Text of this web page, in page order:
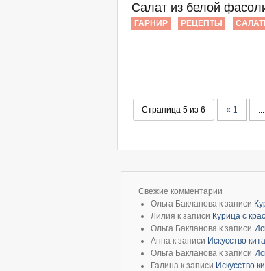
Салат из белой
ГАРНИР РЕЦЕПТЫ
Страница 5 из 6 « 1 ...
Свежие комментарии
Ольга Бакланова к записи
Лилия к записи Курица с
Ольга Бакланова к записи
Анна к записи Искусство
Ольга Бакланова к записи
Галина к записи Искусство